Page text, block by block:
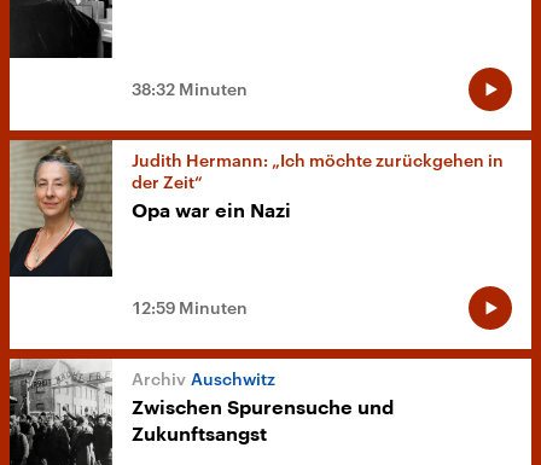
38:32 Minuten
Judith Hermann: „Ich möchte zurückgehen in
der Zeit“
Opa war ein Nazi
12:59 Minuten
Auschwitz
Zwischen Spurensuche und
Zukunftsangst